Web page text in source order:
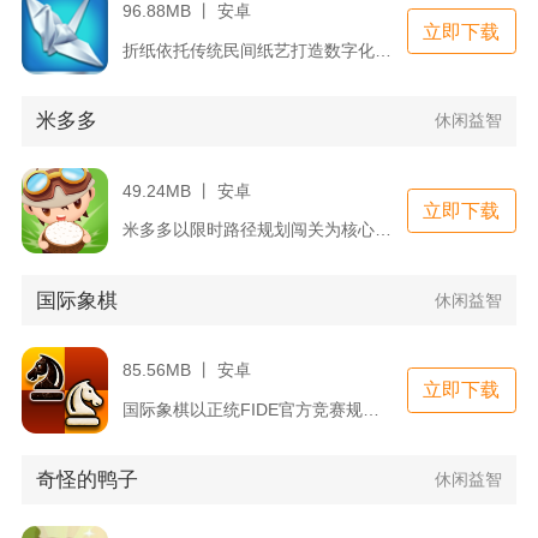
96.88MB 丨 安卓
折纸依托传统民间纸艺打造数字化休闲解谜玩法，玩家依靠触屏拖拽...
立即下载
米多多 休闲益智
49.24MB 丨 安卓
米多多以限时路径规划闯关为核心内容，玩家操控卡通少年在方格地...
立即下载
国际象棋 休闲益智
85.56MB 丨 安卓
国际象棋以正统FIDE官方竞赛规则为核心打造移动端棋类平台，...
立即下载
奇怪的鸭子 休闲益智